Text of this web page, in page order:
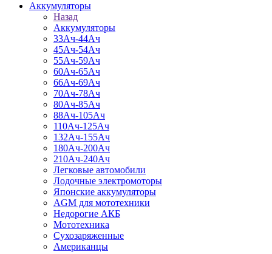
Аккумуляторы
Назад
Аккумуляторы
33Ач-44Ач
45Ач-54Ач
55Ач-59Ач
60Ач-65Ач
66Ач-69Ач
70Ач-78Ач
80Ач-85Ач
88Ач-105Ач
110Ач-125Ач
132Ач-155Ач
180Ач-200Ач
210Ач-240Ач
Легковые автомобили
Лодочные электромоторы
Японские аккумуляторы
AGM для мототехники
Недорогие АКБ
Мототехника
Сухозаряженные
Американцы